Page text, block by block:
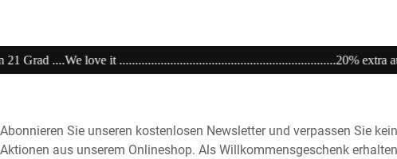
extra auf Sale .........Code:
Abonnieren Sie unseren kostenlosen Newsletter und verpassen Sie
Aktionen aus unserem Onlineshop. Als Willkommensgeschenk